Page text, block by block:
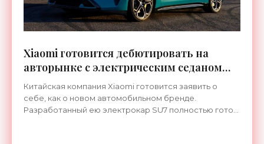
Xiaomi готовится дебютировать на
авторынке с электрическим седаном
SU7 - «Электромобили»
Китайская компания Xiaomi готовится заявить о
себе, как о новом автомобильном бренде.
Разработанный ею электрокар SU7 полностью готов